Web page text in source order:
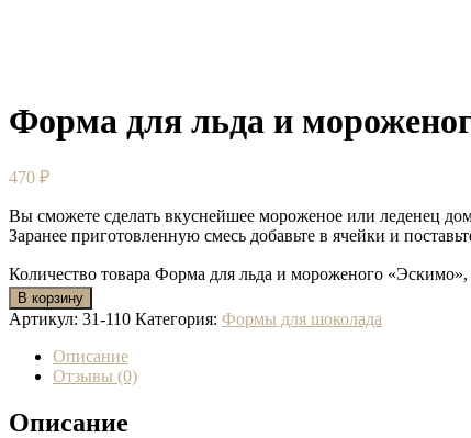
Форма для льда и
470 ₽
Вы сможете сделать вкуснейшее мороженое или леденец
Заранее приготовленную смесь добавьте в ячейки и
Количество товара Форма для льда и мороженого
В корзину
Артикул: 31-110 Категория: Формы для шоколада
Описание
Отзывы (0)
Описание